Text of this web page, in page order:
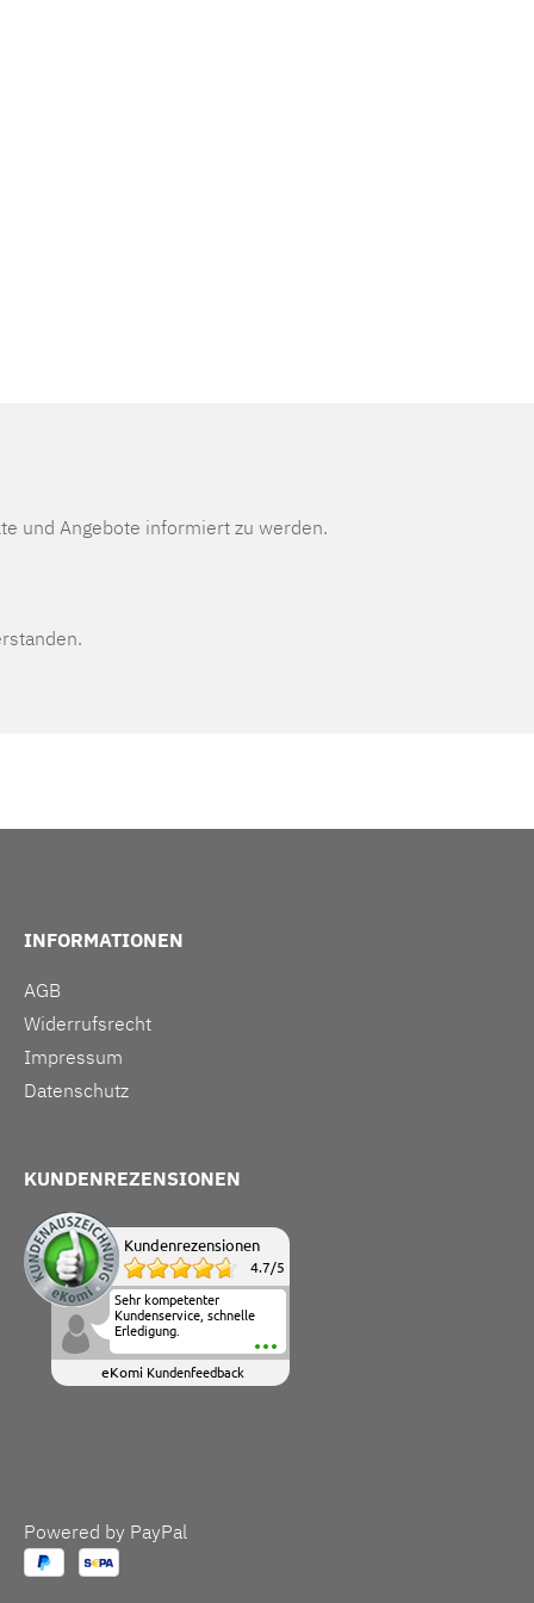
und Angebote informiert zu werden.
INFORMATIONEN
AGB
Widerrufsrecht
Impressum
Datenschutz
KUNDENREZENSIONEN
Kundenrezensionen
4.7/5
Sehr kompetenter
Kundenservice, schnelle
Erledigung.
eKomi Kundenfeedback
Powered by PayPal